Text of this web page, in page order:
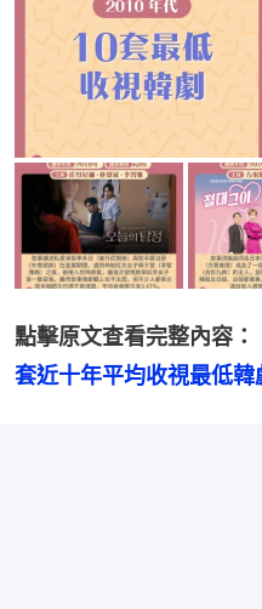
點擊原文查看完整內容：
套近十年平均收視最低韓